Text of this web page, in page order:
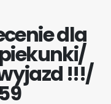
dla
!!!/